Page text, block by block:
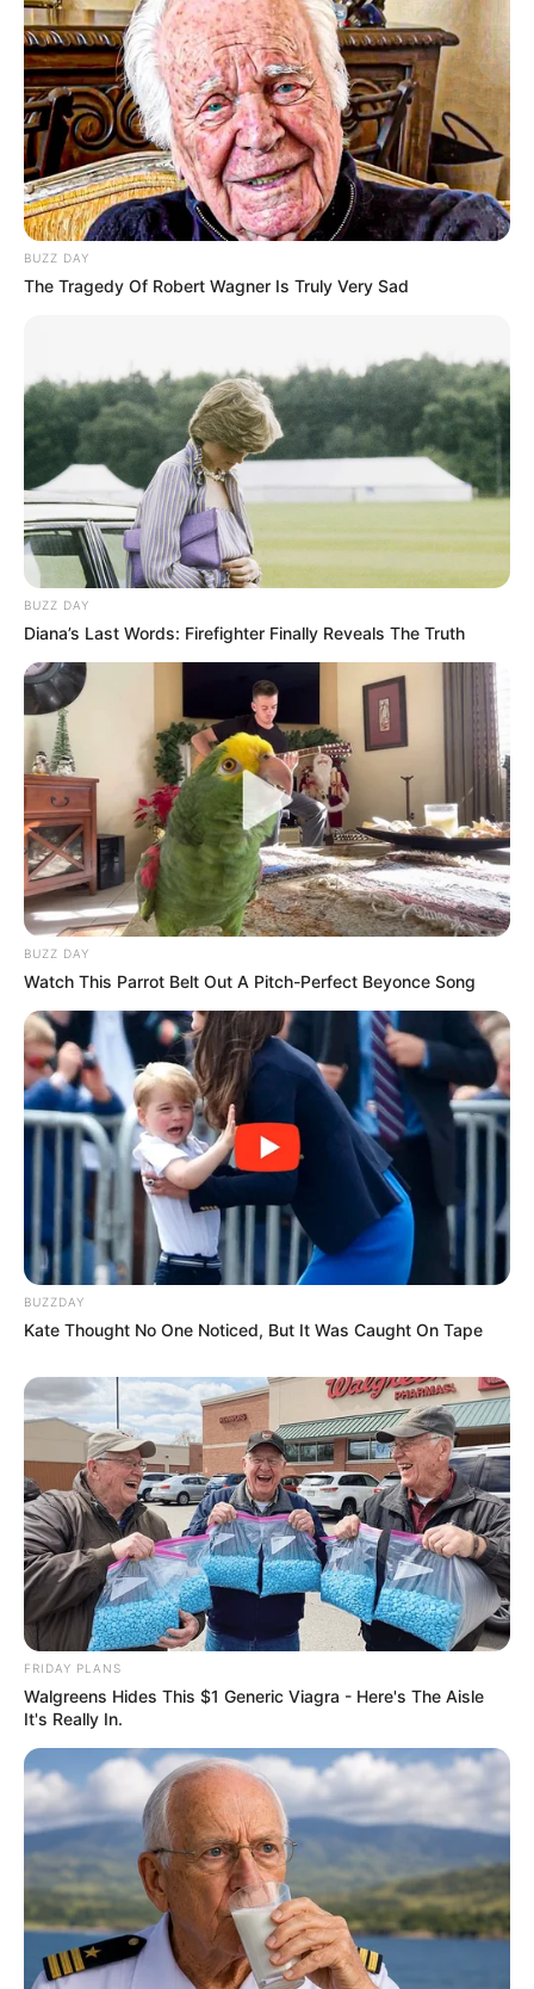
BUZZ DAY
The Tragedy Of Robert Wagner Is Truly Very Sad
BUZZ DAY
Diana’s Last Words: Firefighter Finally Reveals The Truth
BUZZ DAY
Watch This Parrot Belt Out A Pitch-Perfect Beyonce Song
BUZZDAY
Kate Thought No One Noticed, But It Was Caught On Tape
FRIDAY PLANS
Walgreens Hides This $1 Generic Viagra - Here's The Aisle
It's Really In.